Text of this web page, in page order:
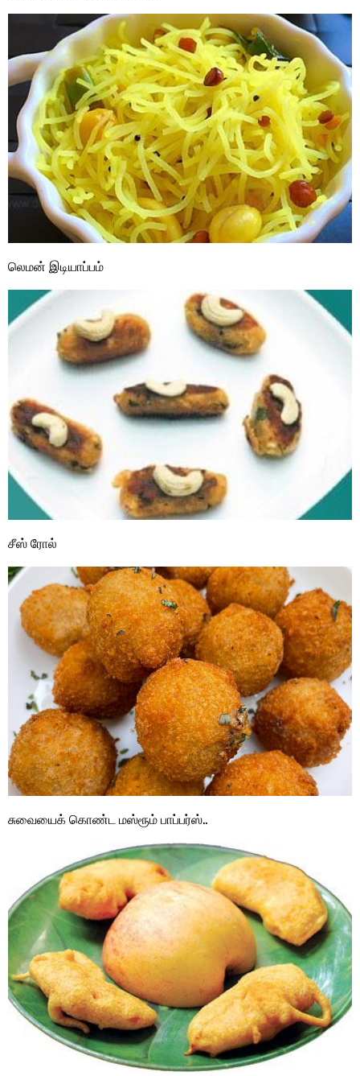
லெமன் இடியாப்பம்
சீஸ் ரோல்
சுவையைக் கொண்ட மஸ்ரூம் பாப்பர்ஸ்..